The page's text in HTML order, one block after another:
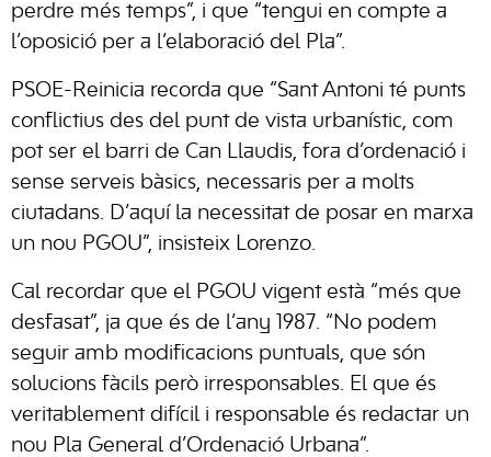
perdre més temps”, i que “tengui en compte a
l’oposició per a l’elaboració del Pla”.
PSOE-Reinicia recorda que “Sant Antoni té punts
conflictius des del punt de vista urbanístic, com
pot ser el barri de Can Llaudis, fora d’ordenació i
sense serveis bàsics, necessaris per a molts
ciutadans. D’aquí la necessitat de posar en marxa
un nou PGOU”, insisteix Lorenzo.
Cal recordar que el PGOU vigent està “més que
desfasat”, ja que és de l’any 1987. “No podem
seguir amb modificacions puntuals, que són
solucions fàcils però irresponsables. El que és
veritablement difícil i responsable és redactar un
nou Pla General d’Ordenació Urbana”.